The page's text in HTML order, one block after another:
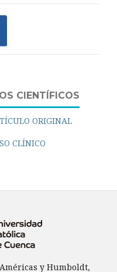
CIENTÍFICOS
ORIGINAL
CLÍNICO
y Humboldt,